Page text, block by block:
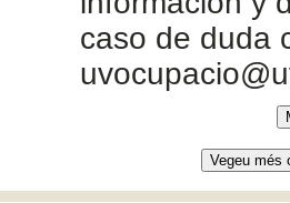
caso de duda